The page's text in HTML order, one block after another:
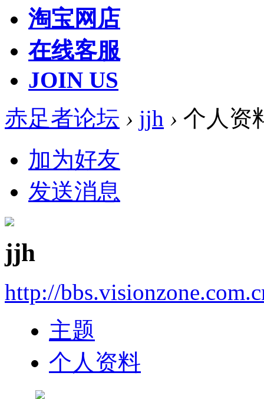
淘宝网店
在线客服
JOIN US
赤足者论坛 › jjh › 个人资
加为好友
发送消息
jjh
http://
主题
个人资料